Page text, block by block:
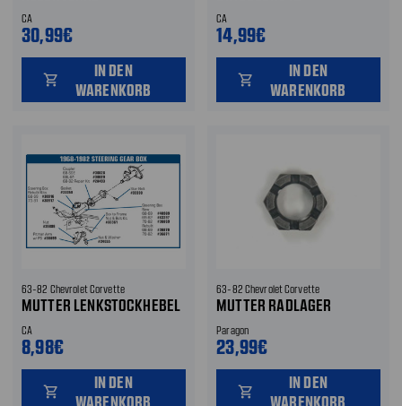
CA
30,99€
shopping_cart
IN DEN
WARENKORB
CA
14,99€
shopping_cart
IN DEN
WARENKORB
63-82 Chevrolet Corvette
MUTTER LENKSTOCKHEBEL
CA
8,98€
shopping_cart
IN DEN
WARENKORB
63-82 Chevrolet Corvette
MUTTER RADLAGER
Paragon
23,99€
shopping_cart
IN DEN
WARENKORB